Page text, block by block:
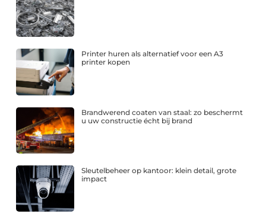
Printer huren als alternatief voor een A3
printer kopen
Brandwerend coaten van staal: zo beschermt
u uw constructie écht bij brand
Sleutelbeheer op kantoor: klein detail, grote
impact